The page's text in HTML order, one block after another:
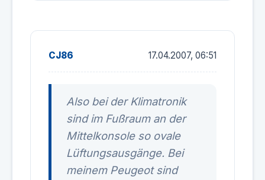
CJ86 17.04.2007, 06:51
Also bei der Klimatronik
sind im Fußraum an der
Mittelkonsole so ovale
Lüftungsausgänge. Bei
meinem Peugeot sind